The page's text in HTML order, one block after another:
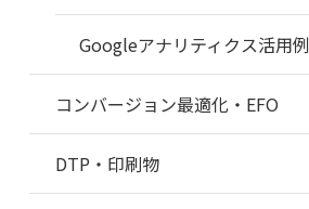
Googleアナリティクス活用例
コンバージョン最適化・EFO
DTP・印刷物